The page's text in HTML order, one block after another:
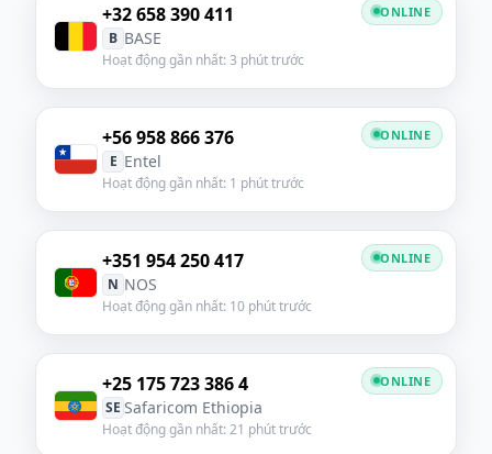
+32 658 390 411
B BASE
Hoạt động gần nhất: 3 phút trước
ONLINE
+56 958 866 376
E Entel
Hoạt động gần nhất: 1 phút trước
ONLINE
+351 954 250 417
N NOS
Hoạt động gần nhất: 10 phút trước
ONLINE
+25 175 723 386 4
SE Safaricom Ethiopia
Hoạt động gần nhất: 21 phút trước
ONLINE